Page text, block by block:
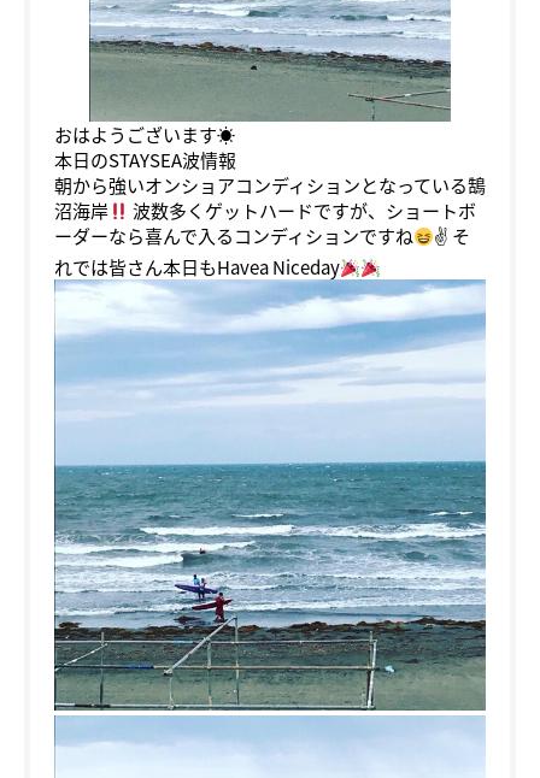
おはようございます☀
本日のSTAYSEA波情報
朝から強いオンショアコンディションとなっている鵠
沼海岸
波数多くゲットハードですが、ショートボ
ーダーなら喜んで入るコンディションですね
✌ そ
れでは皆さん本日もHavea Niceday